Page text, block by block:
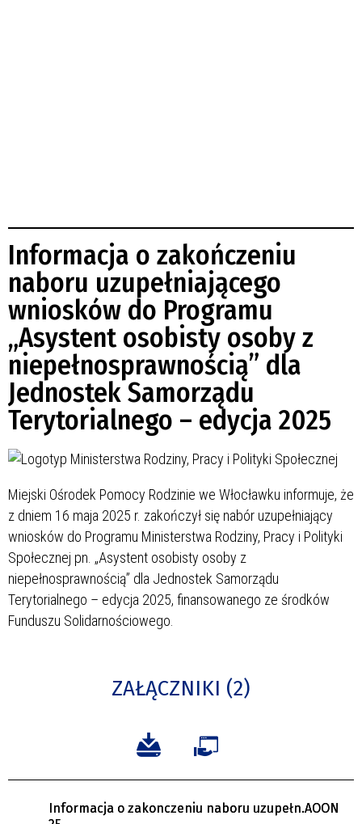
Informacja o zakończeniu
naboru uzupełniającego
wniosków do Programu
„Asystent osobisty osoby z
niepełnosprawnością” dla
Jednostek Samorządu
Terytorialnego – edycja 2025
Miejski Ośrodek Pomocy Rodzinie we Włocławku informuje, że
z dniem 16 maja 2025 r. zakończył się nabór uzupełniający
wniosków do Programu Ministerstwa Rodziny, Pracy i Polityki
Społecznej pn. „Asystent osobisty osoby z
niepełnosprawnością” dla Jednostek Samorządu
Terytorialnego – edycja 2025, finansowanego ze środków
Funduszu Solidarnościowego.
ZAŁĄCZNIKI (2)
Informacja o zakonczeniu naboru uzupełn.AOON